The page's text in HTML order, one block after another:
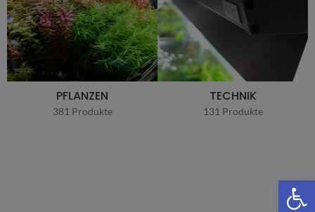
PFLANZEN
381 Produkte
TECHNIK
131 Produkte